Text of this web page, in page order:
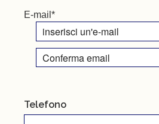
E-mail *
Inserisci
email
Telefono